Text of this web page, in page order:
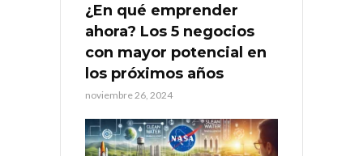
¿En qué emprender
ahora? Los 5 negocios
con mayor potencial en
los próximos años
noviembre 26, 2024